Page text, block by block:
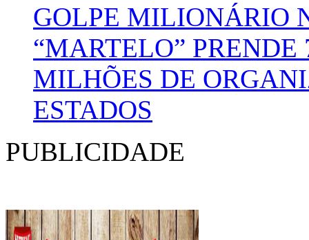
GOLPE MILIONÁRIO
“MARTELO”
MILHÕES DE
ESTADOS
PUBLICIDADE